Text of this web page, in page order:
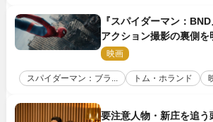
『スパイダーマン：
アクション撮影の裏側
映画
スパイダーマン：ブラ... トム・ホランド
要注意人物・新庄を追